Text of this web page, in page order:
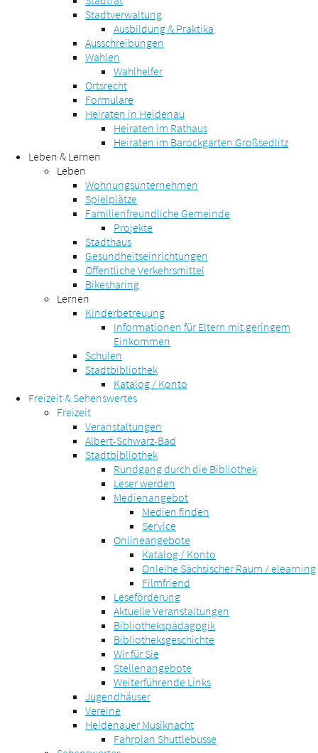
Stadtverwaltung
Ausbildung & Praktika
Ausschreibungen
Wahlen
Wahlhelfer
Ortsrecht
Formulare
Heiraten in Heidenau
Heiraten im Rathaus
Heiraten im Barockgarten Großsedlitz
Leben & Lernen
Leben
Wohnungsunternehmen
Spielplätze
Familienfreundliche Gemeinde
Projekte
Stadthaus
Gesundheitseinrichtungen
Öffentliche Verkehrsmittel
Bikesharing
Lernen
Kinderbetreuung
Informationen für Eltern mit geringem
Einkommen
Schulen
Stadtbibliothek
Katalog / Konto
Freizeit & Sehenswertes
Freizeit
Veranstaltungen
Albert-Schwarz-Bad
Stadtbibliothek
Rundgang durch die Bibliothek
Leser werden
Medienangebot
Medien finden
Service
Onlineangebote
Katalog / Konto
Onleihe Sächsischer Raum / elearning
Filmfriend
Leseförderung
Aktuelle Veranstaltungen
Bibliothekspädagogik
Bibliotheksgeschichte
Wir für Sie
Stellenangebote
Weiterführende Links
Jugendhäuser
Vereine
Heidenauer Musiknacht
Fahrplan Shuttlebusse